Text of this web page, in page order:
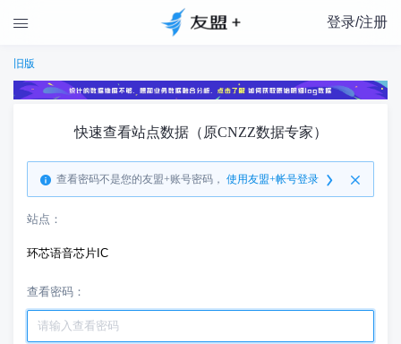
 登录/注册
旧版
快速查看站点数据（原CNZZ数据专家）
查看密码不是您的友盟+账号密码， 使用友盟+帐号登录
站点：
环芯语音芯片IC
查看密码：